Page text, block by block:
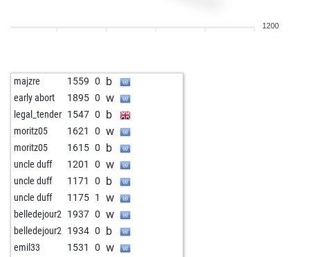
1200
majzre 1559 0 b
early abort 1895 0 w
legal_tender 1547 0 b
moritz05 1621 0 w
moritz05 1615 0 b
uncle duff 1201 0 w
uncle duff 1171 0 b
uncle duff 1175 1 w
belledejour2 1937 0 w
belledejour2 1934 0 b
emil33 1531 0 w